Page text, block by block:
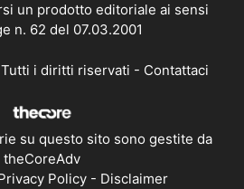
un prodotto editoriale ai sensi
n. 62 del 07.03.2001
i diritti riservati - Contattaci
su questo sito sono gestite da
theCoreAdv
Policy- Disclaimer